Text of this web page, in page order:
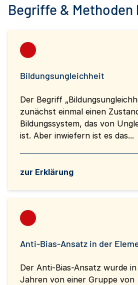
Begriffe & Methoden
Bildungsungleichheit
Der Begriff
zunächst einmal einen
Bildungssystem, das von
ist. Aber inwiefern ist es das...
zur Erklärung
Anti-Bias-Ansatz in der
Der Anti-Bias-Ansatz wurde
Jahren von einer Gruppe von